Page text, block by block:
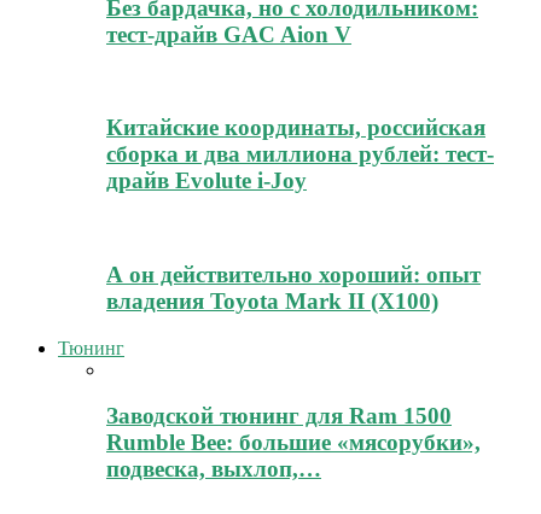
Без бардачка, но с холодильником:
тест-драйв GAC Aion V
Китайские координаты, российская
сборка и два миллиона рублей: тест-
драйв Evolute i-Joy
А он действительно хороший: опыт
владения Toyota Mark II (Х100)
Тюнинг
Заводской тюнинг для Ram 1500
Rumble Bee: большие «мясорубки»,
подвеска, выхлоп,…